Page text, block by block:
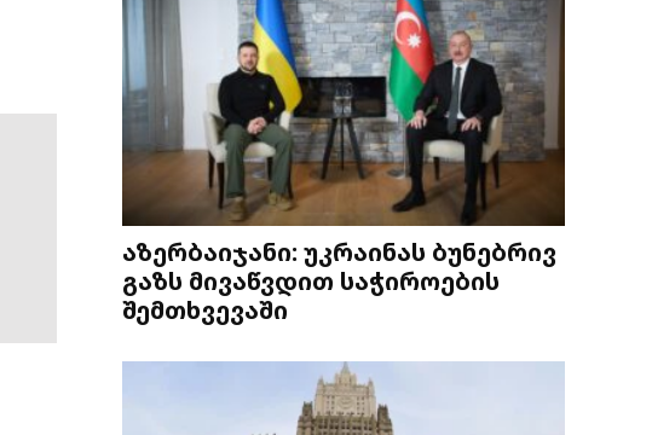
აზერბაიჯანი: უკრაინას ბუნებრივ
გაზს მივაწვდით საჭიროების
შემთხვევაში